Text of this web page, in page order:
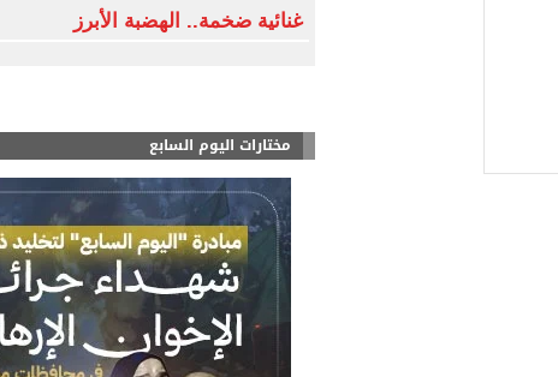
غنائية ضخمة.. الهضبة الأبرز
مختارات اليوم السابع